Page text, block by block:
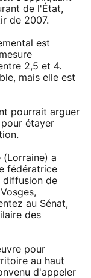
de l'État,
de 2007.
est
2,5 et 4.
mais elle est
pourrait arguer
étayer
(Lorraine) a
fédératrice
diffusion de
au Sénat,
des
pour
au haut
d'appeler